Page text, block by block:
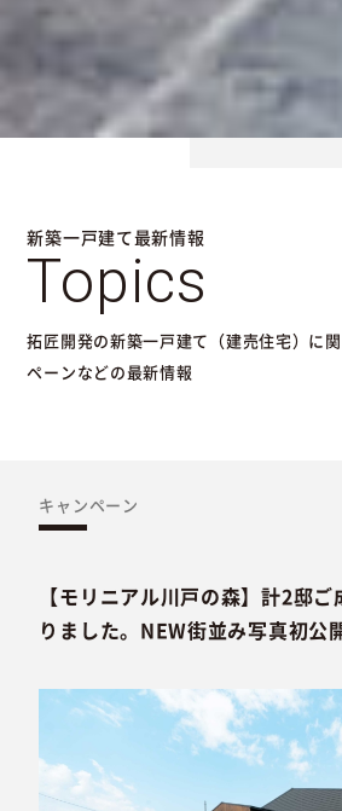
新築一戸建て最新情報
Topics
拓匠開発の新築一戸建て（建売住宅）に
ペーンなどの最新情報
キャンペーン
【モリニアル川戸の森】計2邸
りました。NEW街並み写真初公